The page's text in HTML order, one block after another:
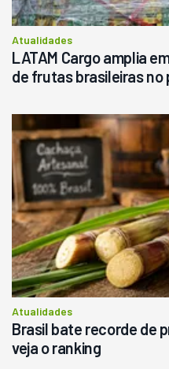
Consultar
Atualidades
LATAM Cargo amplia
de frutas brasileiras no
Atualidades
Brasil bate recorde de
veja o ranking